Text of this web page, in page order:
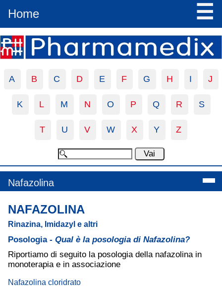
Home ☰
A B C D E F G H I J
K L M N O P Q R S
T U V W X Y Z
Nafazolina
NAFAZOLINA
Rinazina, Imidazyl e altri
Posologia - Qual è la posologia di Nafazolina?
Riportiamo di seguito la posologia della nafazolina in
monoterapia e in associazione
Nafazolina cloridrato